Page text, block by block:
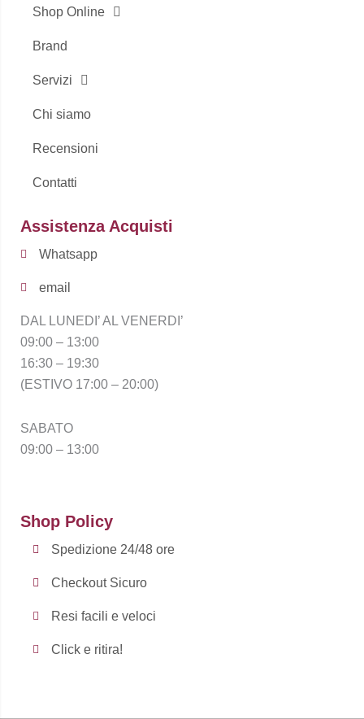
Shop Online
Brand
Servizi
Chi siamo
Recensioni
Contatti
Assistenza Acquisti
Whatsapp
email
DAL LUNEDI’ AL VENERDI’
09:00 – 13:00
16:30 – 19:30
(ESTIVO 17:00 – 20:00)
SABATO
09:00 – 13:00
Shop Policy
Spedizione 24/48 ore
Checkout Sicuro
Resi facili e veloci
Click e ritira!